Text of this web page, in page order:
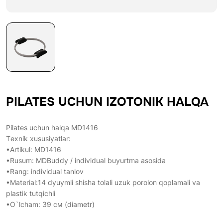
PILATES UCHUN IZOTONIK HALQA
Pilates uchun halqa MD1416
Тexnik xususiyatlar:
•Artikul: MD1416
•Rusum: MDBuddy / individual buyurtma asosida
•Rang: individual tanlov
•Material:14 dyuymli shisha tolali uzuk porolon qoplamali va
plastik tutqichli
•O`lcham: 39 см (diametr)